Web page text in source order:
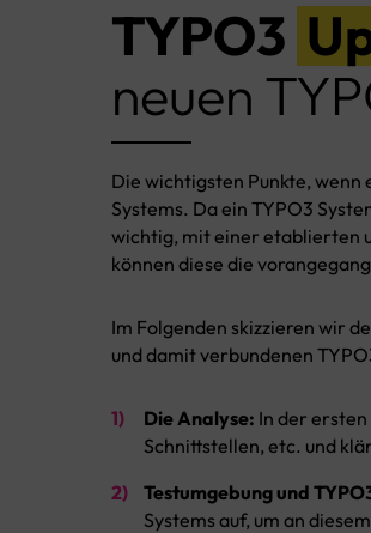
TYPO3
neuen
Die wichtigsten Punkte, wenn
Systems. Da ein TYPO3
wichtig, mit einer etablierten
können diese die
Im Folgenden skizzieren wir
und damit verbundenen
Die Analyse: In der
Schnittstellen, etc. und
Testumgebung und
Systems auf, um an